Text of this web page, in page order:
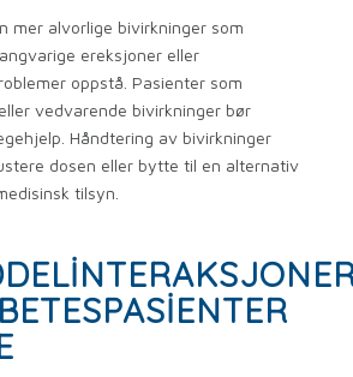
mer alvorlige bivirkninger som
ereksjoner eller
oppstå. Pasienter som
vedvarende bivirkninger bør
Håndtering av bivirkninger
dosen eller bytte til en alternativ
tilsyn.